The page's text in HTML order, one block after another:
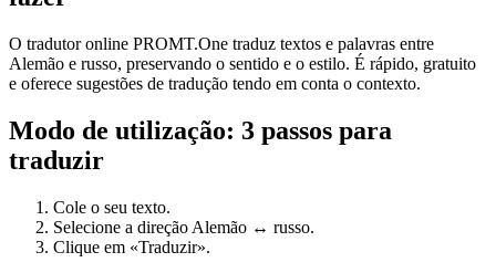
O tradutor online PROMT.One traduz textos e palavras entre
Alemão e russo, preservando o sentido e o estilo. É rápido, gratuito
e oferece sugestões de tradução tendo em conta o contexto.
Modo de utilização: 3 passos para
traduzir
Cole o seu texto.
Selecione a direção Alemão ↔ russo.
Clique em «Traduzir».